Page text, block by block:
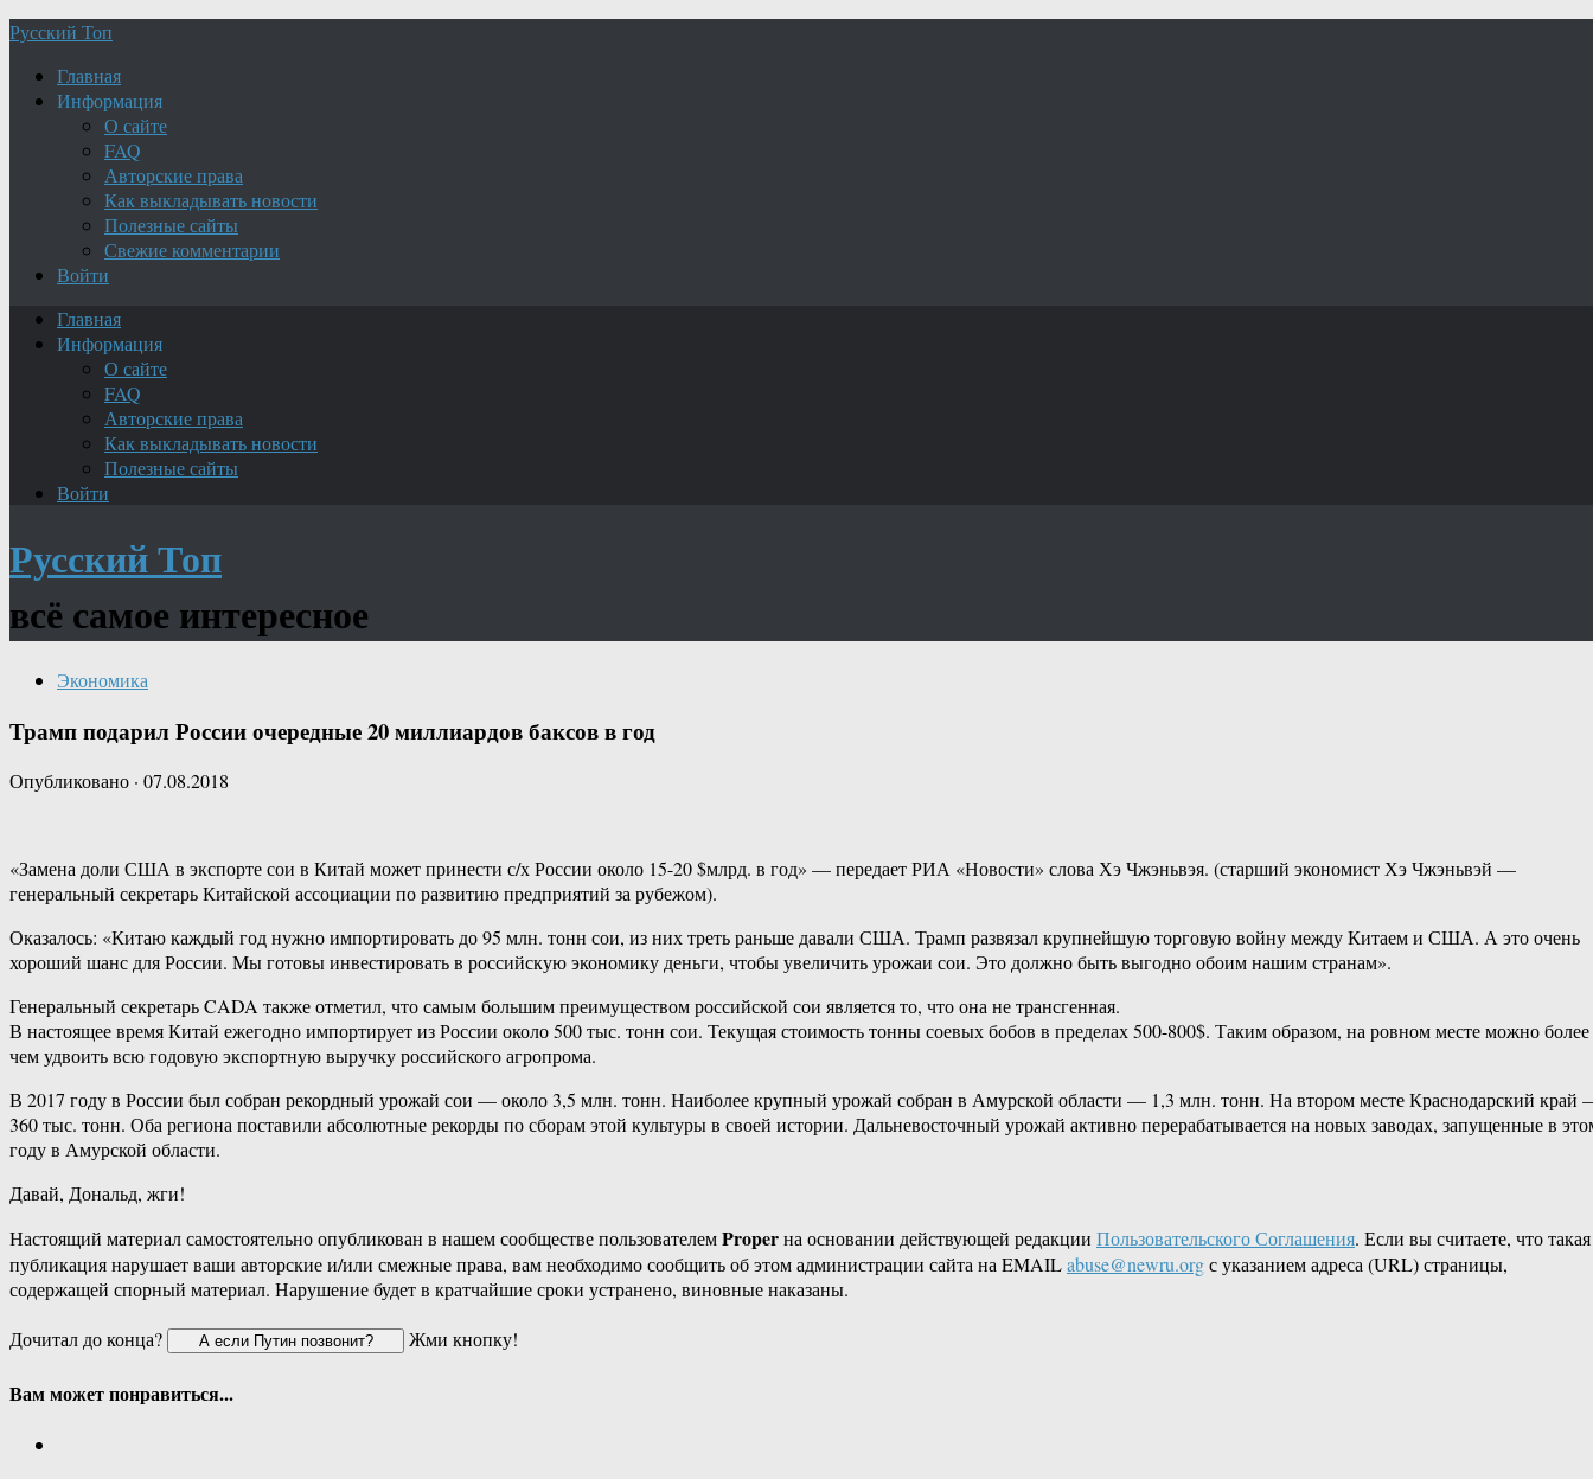
Русский Топ
Главная
Информация
О сайте
FAQ
Авторские права
Как выкладывать новости
Полезные сайты
Свежие комментарии
Войти
Главная
Информация
О сайте
FAQ
Авторские права
Как выкладывать новости
Полезные сайты
Войти
Русский Топ
всё самое интересное
Экономика
Трамп подарил России очередные 20 миллиардов баксов в год
Опубликовано · 07.08.2018
«Замена доли США в экспорте сои в Китай может принести с/х России около 15-20 $млрд. в год» — передает РИА «Новости» слова Хэ Чжэньвэя. (старший экономист Хэ Чжэньвэй —
генеральный секретарь Китайской ассоциации по развитию предприятий за рубежом).
Оказалось: «Китаю каждый год нужно импортировать до 95 млн. тонн сои, из них треть раньше давали США. Трамп развязал крупнейшую торговую войну между Китаем и США. А это очень
хороший шанс для России. Мы готовы инвестировать в российскую экономику деньги, чтобы увеличить урожаи сои. Это должно быть выгодно обоим нашим странам».
Генеральный секретарь CADA также отметил, что самым большим преимуществом российской сои является то, что она не трансгенная.
В настоящее время Китай ежегодно импортирует из России около 500 тыс. тонн сои. Текущая стоимость тонны соевых бобов в пределах 500-800$. Таким образом, на ровном месте можно более
чем удвоить всю годовую экспортную выручку российского агропрома.
В 2017 году в России был собран рекордный урожай сои — около 3,5 млн. тонн. Наиболее крупный урожай собран в Амурской области — 1,3 млн. тонн. На втором месте Краснодарский край
360 тыс. тонн. Оба региона поставили абсолютные рекорды по сборам этой культуры в своей истории. Дальневосточный урожай активно перерабатывается на новых заводах, запущенные в
году в Амурской области.
Давай, Дональд, жги!
Настоящий материал самостоятельно опубликован в нашем сообществе пользователемProperна основании действующей редакции Пользовательского Соглашения. Если вы считаете, что такая
публикация нарушает ваши авторские и/или смежные права, вам необходимо сообщить об этом администрации сайта на EMAILabuse@newru.orgс указанием адреса (URL) страницы,
содержащей спорный материал. Нарушение будет в кратчайшие сроки устранено, виновные наказаны.
Дочитал до конца?
Жми кнопку!
Вам может понравиться...